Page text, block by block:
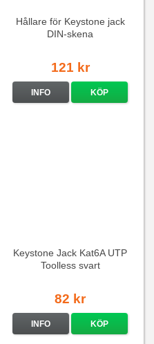
Hållare för Keystone jack
DIN-skena
121 kr
INFO KÖP
Keystone Jack Kat6A UTP
Toolless svart
82 kr
INFO KÖP